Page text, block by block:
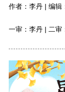
作者：李丹 | 编辑
一审：李丹 | 二审